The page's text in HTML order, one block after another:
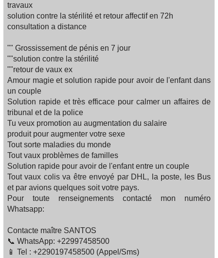
travaux
solution contre la stérilité et retour affectif en 72h
consultation a distance
"" Grossissement de pénis en 7 jour
""solution contre la stérilité
""retour de vaux ex
Amour magie et solution rapide pour avoir de l'enfant dans
un couple
Solution rapide et très efficace pour calmer un affaires de
tribunal et de la police
Tu veux promotion au augmentation du salaire
produit pour augmenter votre sexe
Tout sorte maladies du monde
Tout vaux problèmes de familles‍‍‍
Solution rapide pour avoir de l'enfant entre un couple
Tout vaux colis va être envoyé par DHL, la poste, les Bus
et par avions quelques soit votre pays.
Pour toute renseignements contacté mon numéro
Whatsapp:
Contacte maître SANTOS
📞 WhatsApp: +22997458500
📱 Tel : +2290197458500 (Appel/Sms)